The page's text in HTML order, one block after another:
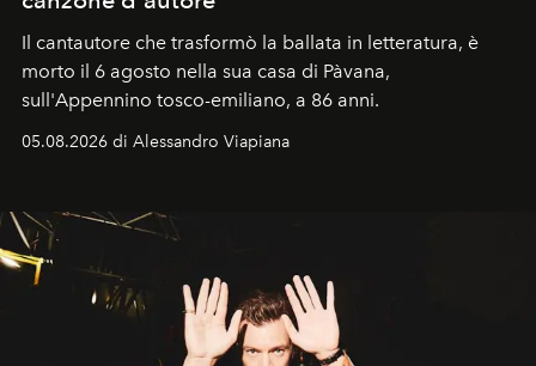
Il cantautore che trasformò la ballata in letteratura, è
morto il 6 agosto nella sua casa di Pàvana,
sull'Appennino tosco-emiliano, a 86 anni.
05.08.2026 di Alessandro Viapiana